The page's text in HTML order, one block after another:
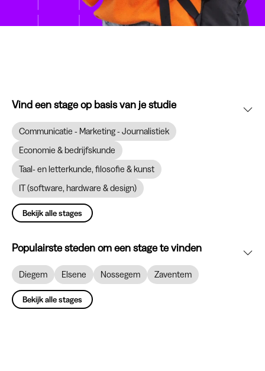
Vind een stage op basis van je studie
Communicatie - Marketing - Journalistiek
Economie & bedrijfskunde
Taal- en letterkunde, filosofie & kunst
IT (software, hardware & design)
Bekijk alle stages
Populairste steden om een stage te vinden
Diegem Elsene Nossegem Zaventem
Bekijk alle stages